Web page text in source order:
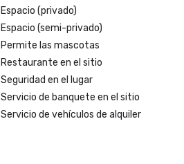
Espacio (privado)
Espacio (semi-privado)
Permite las mascotas
Restaurante en el sitio
Seguridad en el lugar
Servicio de banquete en el sitio
Servicio de vehículos de alquiler